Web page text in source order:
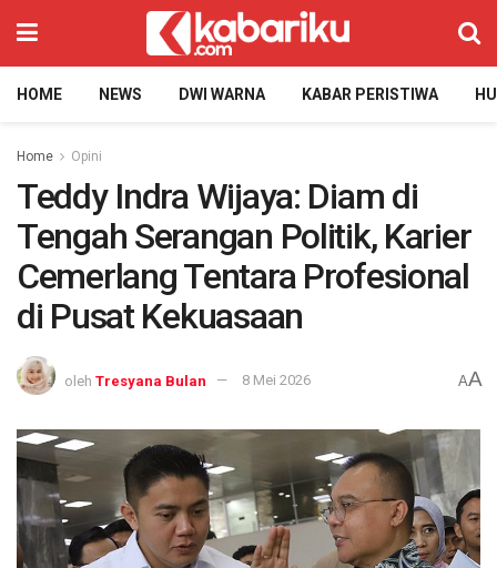
HOME NEWS DWI WARNA KABAR PERISTIWA
Home Opini
Teddy Indra Wijaya: Diam di
Tengah Serangan Politik, Karier
Cemerlang Tentara Profesional
di Pusat Kekuasaan
oleh Tresyana Bulan 8 Mei 2026 AA